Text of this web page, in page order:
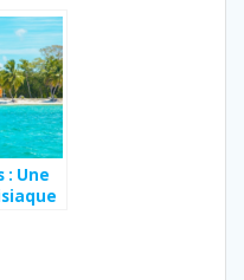
du
: Une